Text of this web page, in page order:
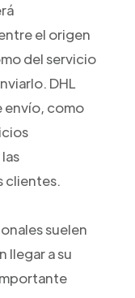
el origen
del servicio
DHL
como
clientes.
suelen
llegar a su